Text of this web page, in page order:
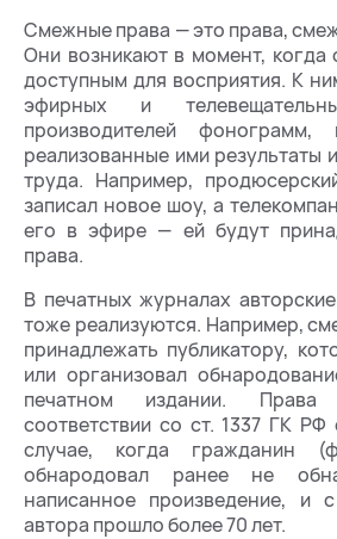
Смежные права — это права,
Они возникают в момент, когда
доступным для восприятия. К
эфирных и
производителей фонограмм,
реализованные ими результаты
труда. Например,
записал новое шоу, а
его в эфире — ей будут
права.
В печатных журналах
тоже реализуются. Например,
принадлежать публикатору,
или организовал
печатном издании. Права
соответствии со ст. 1337 ГК
случае, когда гражданин
обнародовал ранее не
написанное произведение, и
автора прошло более 70 лет.